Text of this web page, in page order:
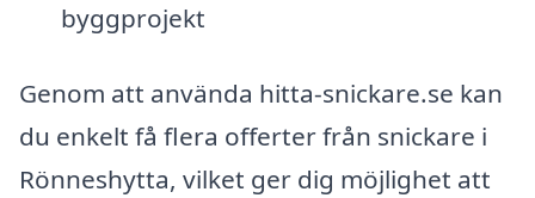
byggprojekt
Genom att använda hitta-snickare.se kan
du enkelt få flera offerter från snickare i
Rönneshytta, vilket ger dig möjlighet att